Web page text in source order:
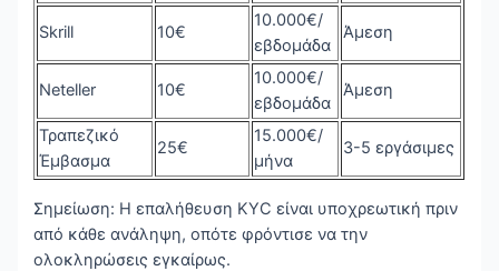
Skrill 10€
10.000€/
εβδομάδα
Άμεση
Neteller 10€
10.000€/
εβδομάδα
Άμεση
Τραπεζικό
Έμβασμα
25€
15.000€/
μήνα
3-5 εργάσιμες
Σημείωση: Η επαλήθευση KYC είναι υποχρεωτική πριν
από κάθε ανάληψη, οπότε φρόντισε να την
ολοκληρώσεις εγκαίρως.